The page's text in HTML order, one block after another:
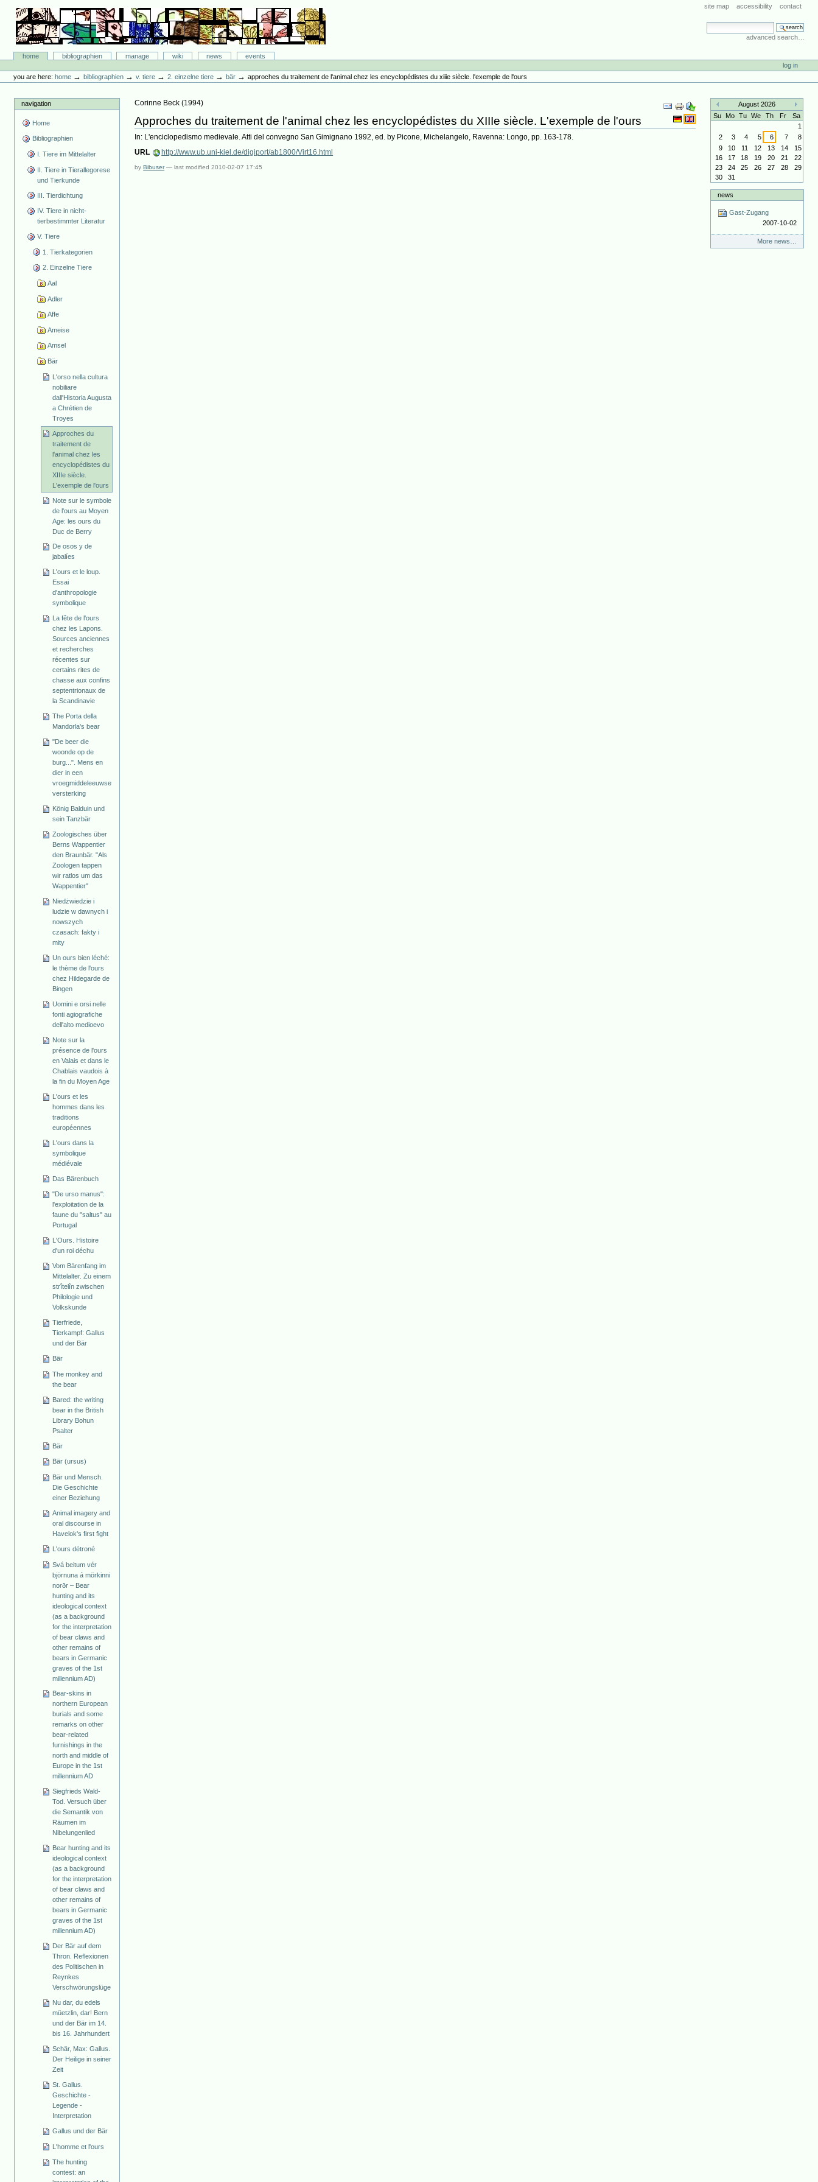
content.
navigation
site map accessibility contact
search site
advanced search…
Bibliographie-Portal
Sectionshome bibliographien manage wiki news
events
tools
log in
you are here: home →bibliographien →v. tiere →2. einzelne tiere →bär →approches du traitement de l'animal chez les encyclopédistes du xiiie siècle. l'exemple de l'ours
navigation
Home
Bibliographien
I. Tiere im Mittelalter
II. Tiere in Tierallegorese
und Tierkunde
III. Tierdichtung
IV. Tiere in nicht-
tierbestimmter Literatur
V. Tiere
1. Tierkategorien
2. Einzelne Tiere
Aal
Adler
Affe
Ameise
Amsel
Bär
L'orso nella cultura
nobiliare
dall'Historia Augusta
a Chrétien de
Troyes
Approches du
traitement de
l'animal chez les
encyclopédistes du
XIIIe siècle.
L'exemple de l'ours
Note sur le symbole
de l'ours au Moyen
Age: les ours du
Duc de Berry
De osos y de
jabalíes
L'ours et le loup.
Essai
d'anthropologie
symbolique
La fête de l'ours
chez les Lapons.
Sources anciennes
et recherches
récentes sur
certains rites de
chasse aux confins
septentrionaux de
la Scandinavie
The Porta della
Mandorla's bear
"De beer die
woonde op de
burg...". Mens en
dier in een
vroegmiddeleeuwse
versterking
König Balduin und
sein Tanzbär
Zoologisches über
Berns Wappentier
den Braunbär. "Als
Zoologen tappen
wir ratlos um das
Wappentier"
Niedżwiedzie i
ludzie w dawnych i
nowszych
czasach: fakty i
mity
Un ours bien léché:
le thème de l'ours
chez Hildegarde de
Bingen
Uomini e orsi nelle
fonti agiografiche
dell'alto medioevo
Note sur la
présence de l'ours
en Valais et dans le
Chablais vaudois à
la fin du Moyen Age
L'ours et les
hommes dans les
traditions
européennes
L'ours dans la
symbolique
médiévale
Das Bärenbuch
"De urso manus":
l'exploitation de la
faune du "saltus" au
Portugal
L'Ours. Histoire
d'un roi déchu
Vom Bärenfang im
Mittelalter. Zu einem
strîtelîn zwischen
Philologie und
Volkskunde
Tierfriede,
Tierkampf: Gallus
und der Bär
Bär
The monkey and
the bear
Bared: the writing
bear in the British
Library Bohun
Psalter
Bär
Bär (ursus)
Bär und Mensch.
Die Geschichte
einer Beziehung
Animal imagery and
oral discourse in
Havelok's first fight
L'ours détroné
Svá beitum vér
björnuna á mörkinni
norðr – Bear
hunting and its
ideological context
(as a background
for the interpretation
of bear claws and
other remains of
bears in Germanic
graves of the 1st
millennium AD)
Bear-skins in
northern European
burials and some
remarks on other
bear-related
furnishings in the
north and middle of
Europe in the 1st
millennium AD
Siegfrieds Wald-
Tod. Versuch über
die Semantik von
Räumen im
Nibelungenlied
Bear hunting and its
ideological context
(as a background
for the interpretation
of bear claws and
other remains of
bears in Germanic
graves of the 1st
millennium AD)
Der Bär auf dem
Thron. Reflexionen
des Politischen in
Reynkes
Verschwörungslüge
Nu dar, du edels
müetzlin, dar! Bern
und der Bär im 14.
bis 16. Jahrhundert
Schär, Max: Gallus.
Der Heilige in seiner
Zeit
St. Gallus.
Geschichte -
Legende -
Interpretation
Gallus und der Bär
L'homme et l'ours
The hunting
contest: an
Document
Actions
Corinne Beck (1994)
Approches du traitement de l'animal chez les encyclopédistes du XIIIe siècle. L'exemple de l'ours
In: L'enciclopedismo medievale. Atti del convegno San Gimignano 1992, ed. by Picone, Michelangelo, Ravenna: Longo, pp. 163-178.
URL
http://www.ub.uni-kiel.de/digiport/ab1800/Virt16.html
byBibuser —last modified2010-02-07 17:45
«
August 2026
»
Su Mo Tu We Th Fr
Sa
1
2
3 4 5 6 7
8
9
10 11 12 13 14
15
16
17 18 19 20 21
22
23
24 25 26 27 28
29
30
31
news
Gast-Zugang
2007-10-02
More news…